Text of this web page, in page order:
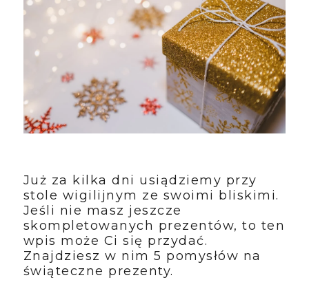
Już za kilka dni usiądziemy przy
stole wigilijnym ze swoimi bliskimi.
Jeśli nie masz jeszcze
skompletowanych prezentów, to ten
wpis może Ci się przydać.
Znajdziesz w nim 5 pomysłów na
świąteczne prezenty.